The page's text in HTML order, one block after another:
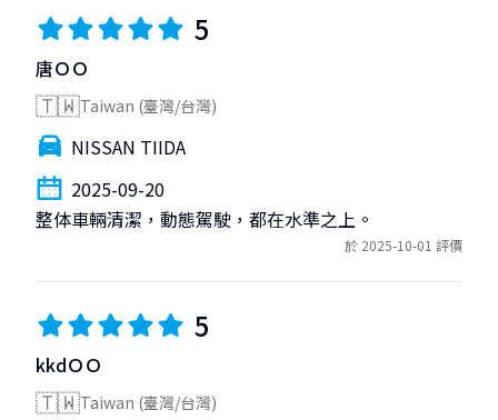
5
唐ＯＯ
🇹🇼Taiwan (臺灣/台灣)
NISSAN TIIDA
2025-09-20
整体車輛清潔，動態駕駛，都在水準之上。
於 2025-10-01 評價
5
kkdＯＯ
🇹🇼Taiwan (臺灣/台灣)